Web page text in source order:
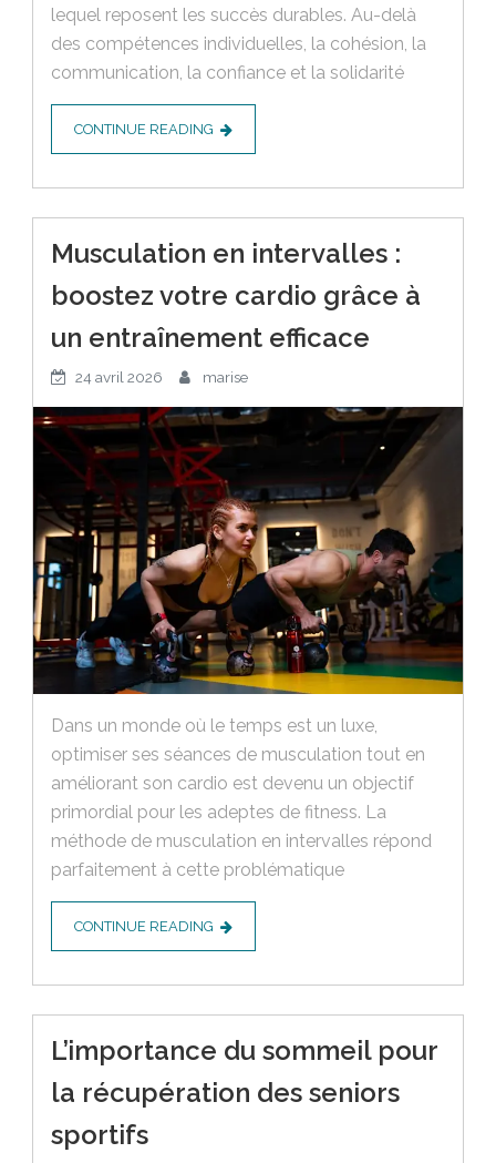
lequel reposent les succès durables. Au-delà
des compétences individuelles, la cohésion, la
communication, la confiance et la solidarité
CONTINUE READING
Musculation en intervalles :
boostez votre cardio grâce à
un entraînement efficace
24 avril 2026 marise
Dans un monde où le temps est un luxe,
optimiser ses séances de musculation tout en
améliorant son cardio est devenu un objectif
primordial pour les adeptes de fitness. La
méthode de musculation en intervalles répond
parfaitement à cette problématique
CONTINUE READING
L’importance du sommeil pour
la récupération des seniors
sportifs